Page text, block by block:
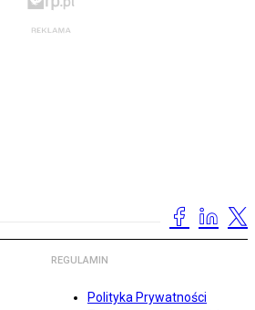
REGULAMIN
Polityka Prywatności